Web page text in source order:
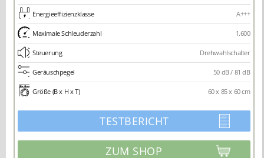
Energieeffizienzklasse A+++
Maximale Schleuderzahl 1.600
Steuerung Drehwahlschalter
Geräuschpegel 50 dB / 81 dB
Größe (B x H x T) 60 x 85 x 60 cm
TESTBERICHT